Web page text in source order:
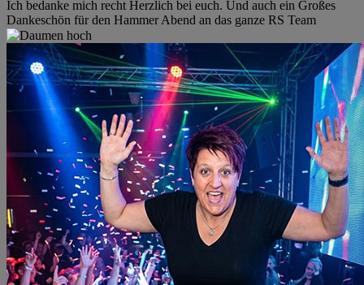
Ich bedanke mich recht Herzlich bei euch. Und auch ein Großes
Dankeschön für den Hammer Abend an das ganze RS Team